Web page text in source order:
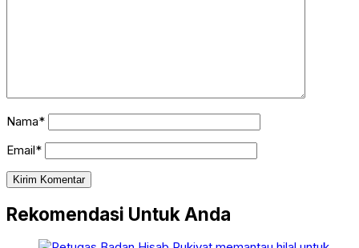
Nama*
Email*
Rekomendasi Untuk Anda